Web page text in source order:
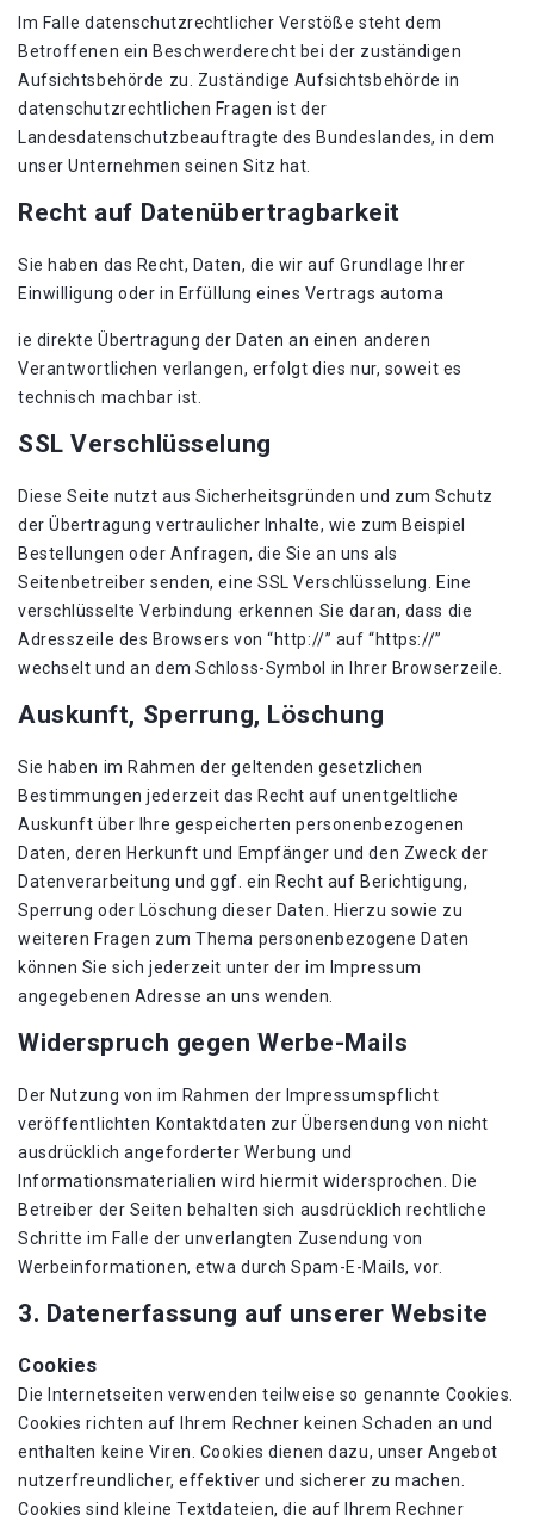
Im Falle datenschutzrechtlicher Verstöße steht dem
Betroffenen ein Beschwerderecht bei der zuständigen
Aufsichtsbehörde zu. Zuständige Aufsichtsbehörde in
datenschutzrechtlichen Fragen ist der
Landesdatenschutzbeauftragte des Bundeslandes, in dem
unser Unternehmen seinen Sitz hat.
Recht auf Datenübertragbarkeit
Sie haben das Recht, Daten, die wir auf Grundlage Ihrer
Einwilligung oder in Erfüllung eines Vertrags automa
ie direkte Übertragung der Daten an einen anderen
Verantwortlichen verlangen, erfolgt dies nur, soweit es
technisch machbar ist.
SSL Verschlüsselung
Diese Seite nutzt aus Sicherheitsgründen und zum Schutz
der Übertragung vertraulicher Inhalte, wie zum Beispiel
Bestellungen oder Anfragen, die Sie an uns als
Seitenbetreiber senden, eine SSL Verschlüsselung. Eine
verschlüsselte Verbindung erkennen Sie daran, dass die
Adresszeile des Browsers von “http://” auf “https://”
wechselt und an dem Schloss-Symbol in Ihrer Browserzeile.
Auskunft, Sperrung, Löschung
Sie haben im Rahmen der geltenden gesetzlichen
Bestimmungen jederzeit das Recht auf unentgeltliche
Auskunft über Ihre gespeicherten personenbezogenen
Daten, deren Herkunft und Empfänger und den Zweck der
Datenverarbeitung und ggf. ein Recht auf Berichtigung,
Sperrung oder Löschung dieser Daten. Hierzu sowie zu
weiteren Fragen zum Thema personenbezogene Daten
können Sie sich jederzeit unter der im Impressum
angegebenen Adresse an uns wenden.
Widerspruch gegen Werbe-Mails
Der Nutzung von im Rahmen der Impressumspflicht
veröffentlichten Kontaktdaten zur Übersendung von nicht
ausdrücklich angeforderter Werbung und
Informationsmaterialien wird hiermit widersprochen. Die
Betreiber der Seiten behalten sich ausdrücklich rechtliche
Schritte im Falle der unverlangten Zusendung von
Werbeinformationen, etwa durch Spam-E-Mails, vor.
3. Datenerfassung auf unserer Website
Cookies
Die Internetseiten verwenden teilweise so genannte Cookies.
Cookies richten auf Ihrem Rechner keinen Schaden an und
enthalten keine Viren. Cookies dienen dazu, unser Angebot
nutzerfreundlicher, effektiver und sicherer zu machen.
Cookies sind kleine Textdateien, die auf Ihrem Rechner